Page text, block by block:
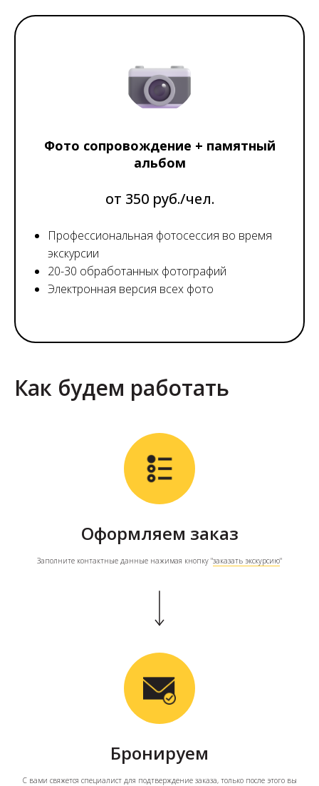
Фото сопровождение + памятный
альбом
от 350 руб./чел.
Профессиональная фотосессия во время
экскурсии
20-30 обработанных фотографий
Электронная версия всех фото
Как будем работать
Оформляем заказ
Заполните контактные данные нажимая кнопку "заказать экскурсию"
Бронируем
С вами свяжется специалист для подтверждение заказа, только после этого вы